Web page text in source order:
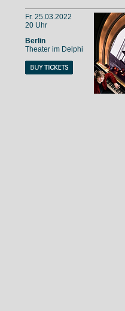
Fr. 25.03.2022
20 Uhr
Berlin
Theater im Delphi